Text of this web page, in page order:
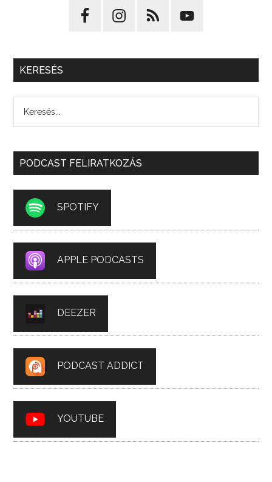
KERESÉS
PODCAST FELIRATKOZÁS
SPOTIFY
APPLE PODCASTS
DEEZER
PODCAST ADDICT
YOUTUBE